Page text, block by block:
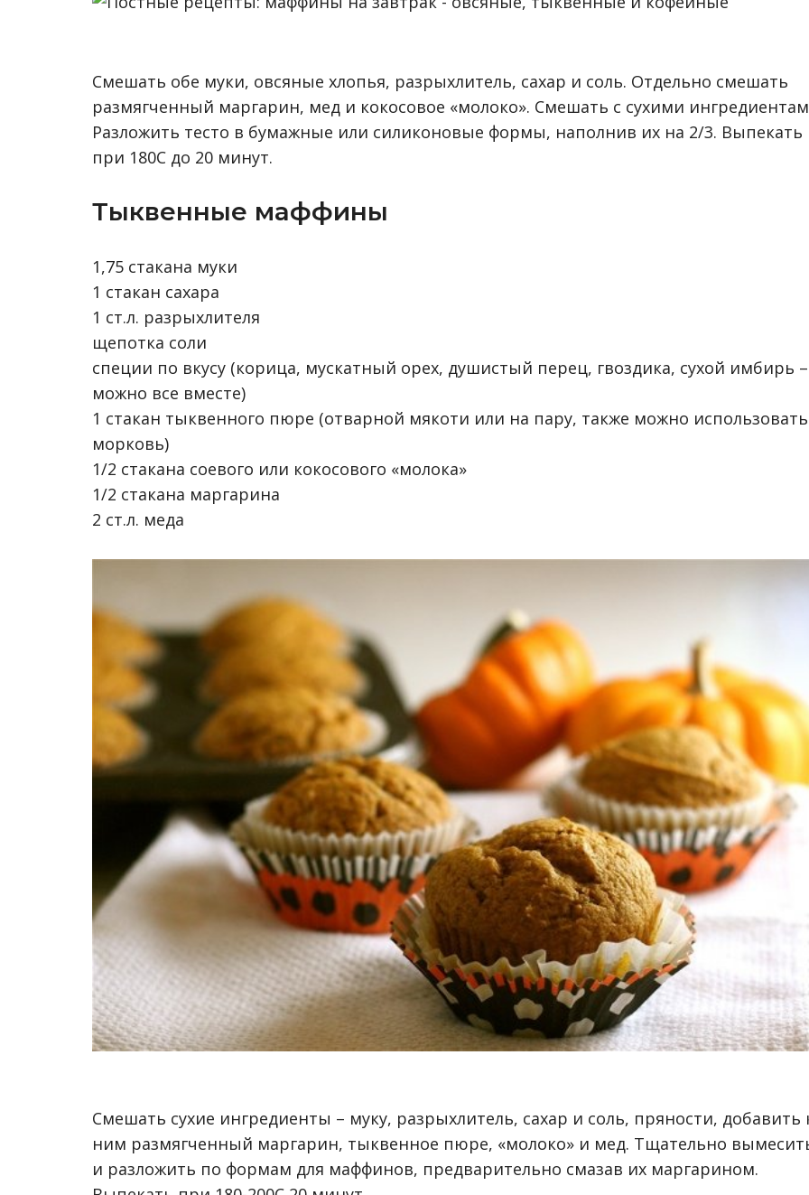
Смешать обе муки, овсяные хлопья, разрыхлитель, сахар и соль. Отдельно смешать
размягченный маргарин, мед и кокосовое «молоко». Смешать с сухими
Разложить тесто в бумажные или силиконовые формы, наполнив их на 2/3. Выпекать
при 180С до 20 минут.
Тыквенные маффины
1,75 стакана муки
1 стакан сахара
1 ст.л. разрыхлителя
щепотка соли
специи по вкусу (корица, мускатный орех, душистый перец, гвоздика, сухой имбирь –
можно все вместе)
1 стакан тыквенного пюре (отварной мякоти или на пару, также можно использовать
морковь)
1/2 стакана соевого или кокосового «молока»
1/2 стакана маргарина
2 ст.л. меда
Смешать сухие ингредиенты – муку, разрыхлитель, сахар и соль, пряности, добавить
ним размягченный маргарин, тыквенное пюре, «молоко» и мед. Тщательно
и разложить по формам для маффинов, предварительно смазав их маргарином.